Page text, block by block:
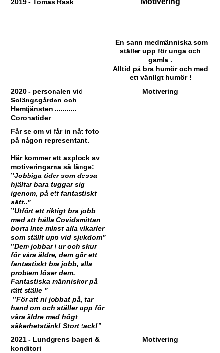
2019 - Tomas Rask
Motivering
En sann medmänniska som
ställer upp för unga och
gamla .
Alltid på bra humör och med
ett vänligt humör !
2020 - personalen vid
Solängsgården och
Hemtjänsten ...........
Coronatider
Motivering
Får se om vi får in nåt foto
på någon representant.
Här kommer ett axplock av
motiveringarna så länge:
”Jobbiga tider som dessa
hjältar bara tuggar sig
igenom, på ett fantastiskt
sätt..”
”Utfört ett riktigt bra jobb
med att hålla Covidsmittan
borta inte minst alla vikarier
som ställt upp vid sjukdom”
”Dem jobbar i ur och skur
för våra äldre, dem gör ett
fantastiskt bra jobb, alla
problem löser dem.
Fantastiska människor på
rätt ställe ”
”För att ni jobbat på, tar
hand om och ställer upp för
våra äldre med högt
säkerhetstänk! Stort tack!”
2021 - Lundgrens bageri &
konditori
Motivering